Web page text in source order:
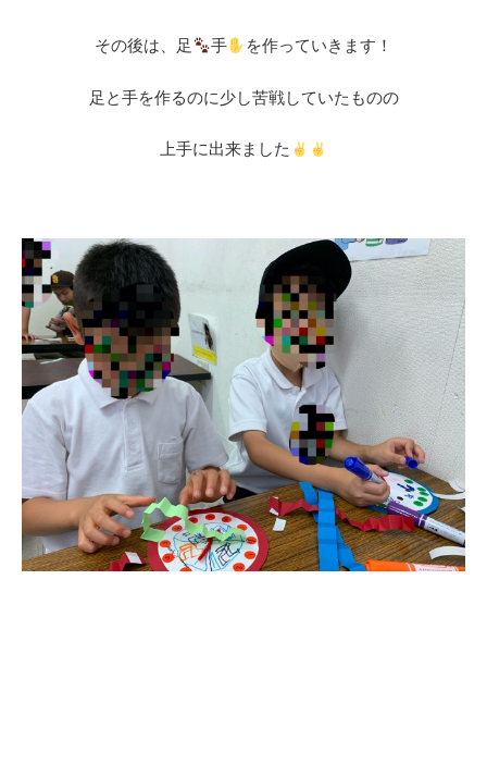
その後は、足 手 を作っていきます！
足と手を作るのに少し苦戦していたものの
上手に出来ました